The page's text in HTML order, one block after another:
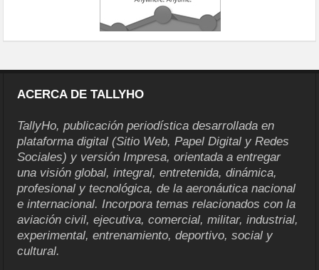
ACERCA DE TALLYHO
TallyHo, publicación periodística desarrollada en
plataforma digital (Sitio Web, Papel Digital y Redes
Sociales) y versión Impresa, orientada a entregar
una visión global, integral, entretenida, dinámica,
profesional y tecnológica, de la aeronáutica nacional
e internacional. Incorpora temas relacionados con la
aviación civil, ejecutiva, comercial, militar, industrial,
experimental, entrenamiento, deportivo, social y
cultural.